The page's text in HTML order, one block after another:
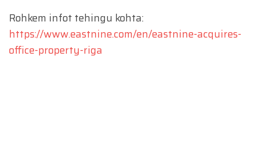
Rohkem infot tehingu kohta:
https://www.eastnine.com/en/eastnine-acquires-
office-property-riga